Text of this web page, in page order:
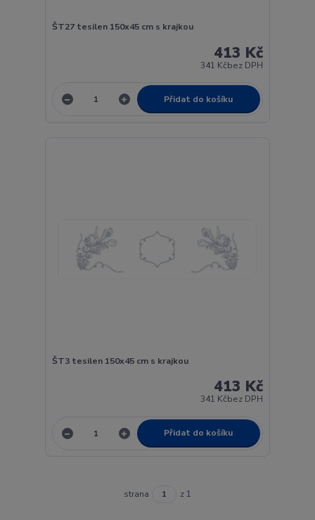
ŠT27 tesilen 150x45 cm s krajkou
413 Kč
341 Kčbez DPH
Přidat do košíku
ŠT3 tesilen 150x45 cm s krajkou
413 Kč
341 Kčbez DPH
Přidat do košíku
strana z 1